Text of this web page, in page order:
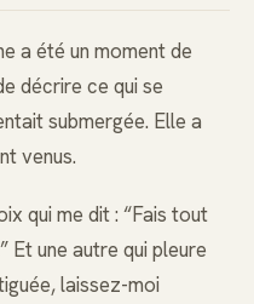
a été un moment de
décrire ce qui se
submergée. Elle a
venus.
qui me dit : “Fais tout
Et une autre qui pleure
laissez-moi